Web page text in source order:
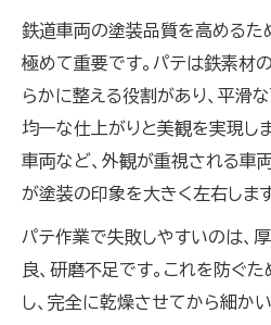
鉄道車両の塗装品質を高めるた
極めて重要です。パテは鉄素材
らかに整える役割があり、平滑
均一な仕上がりと美観を実現し
車両など、外観が重視される車
が塗装の印象を大きく左右します
パテ作業で失敗しやすいのは、
良、研磨不足です。これを防ぐ
し、完全に乾燥させてから細か